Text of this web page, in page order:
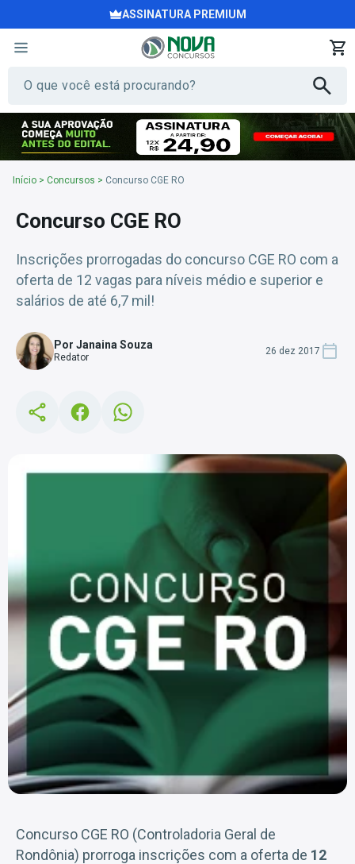
ASSINATURA PREMIUM
Início > Concursos > Concurso CGE RO
Concurso CGE RO
Inscrições prorrogadas do concurso CGE RO com a
oferta de 12 vagas para níveis médio e superior e
salários de até 6,7 mil!
Por Janaina Souza
Redator
26 dez 2017
Concurso CGE RO (Controladoria Geral de
Rondônia) prorroga inscrições com a oferta de 12